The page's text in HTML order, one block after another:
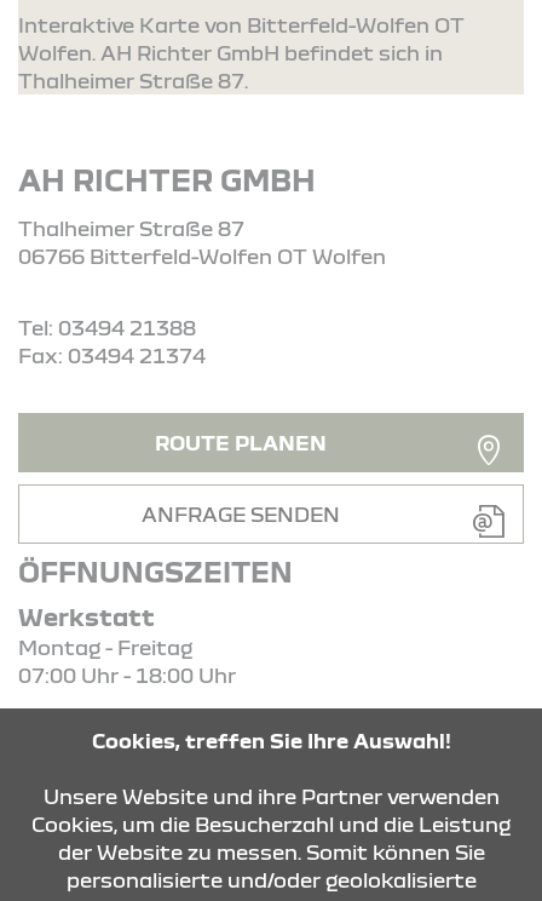
Interaktive Karte von Bitterfeld-Wolfen OT
Wolfen. AH Richter GmbH befindet sich in
Thalheimer Straße 87.
AH RICHTER GMBH
Thalheimer Straße 87
06766 Bitterfeld-Wolfen OT Wolfen
Tel: 03494 21388
Fax: 03494 21374
ROUTE PLANEN
ANFRAGE SENDEN
ÖFFNUNGSZEITEN
Werkstatt
Montag - Freitag
07:00 Uhr - 18:00 Uhr
Verkauf
09:00 Uhr - 18:00 Uhr
KONTAKT & ANFAHRT
Cookies, treffen Sie Ihre Auswahl!
Unsere Website und ihre Partner verwenden
Cookies, um die Besucherzahl und die Leistung
der Website zu messen. Somit können Sie
personalisierte und/oder geolokalisierte